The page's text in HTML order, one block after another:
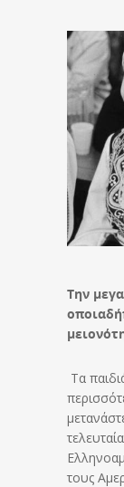
Την
Τα
τους